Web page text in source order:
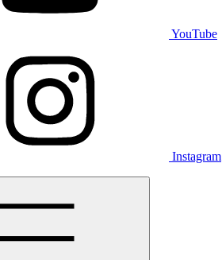
YouTube
Instagram